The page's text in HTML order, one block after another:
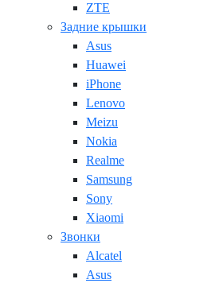
ZTE
Задние крышки
Asus
Huawei
iPhone
Lenovo
Meizu
Nokia
Realme
Samsung
Sony
Xiaomi
Звонки
Alcatel
Asus